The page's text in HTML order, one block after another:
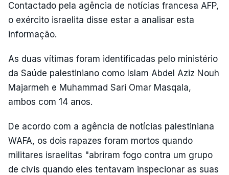
Contactado pela agência de notícias francesa AFP,
o exército israelita disse estar a analisar esta
informação.
As duas vítimas foram identificadas pelo ministério
da Saúde palestiniano como Islam Abdel Aziz Nouh
Majarmeh e Muhammad Sari Omar Masqala,
ambos com 14 anos.
De acordo com a agência de notícias palestiniana
WAFA, os dois rapazes foram mortos quando
militares israelitas "abriram fogo contra um grupo
de civis quando eles tentavam inspecionar as suas